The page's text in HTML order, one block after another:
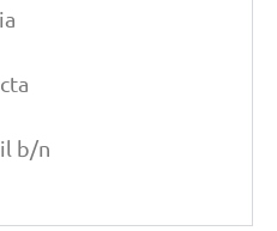
b/n